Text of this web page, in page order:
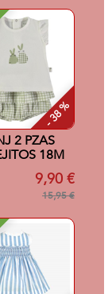
- 38 %
2 PZAS
18M
9,90 €
15,95 €